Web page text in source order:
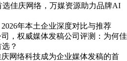
选佳庆网络，万媒资源助力品牌AI
年本土企业深度对比与推荐
，权威媒体发稿公司评测：为何佳
？
网络科技成为企业媒体发稿的首